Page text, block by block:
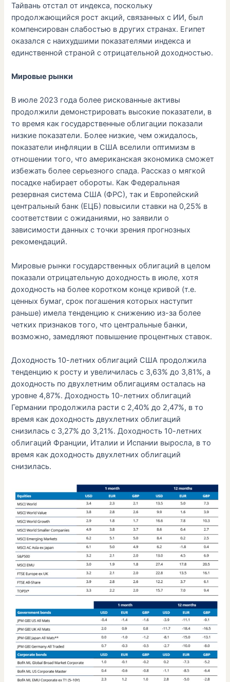
Тайвань отстал от индекса, поскольку
продолжающийся рост акций, связанных с ИИ, был
компенсирован слабостью в других странах. Египет
оказался с наихудшими показателями индекса и
единственной страной с отрицательной доходностью.
Мировые рынки
В июле 2023 года более рискованные активы
продолжили демонстрировать высокие показатели, в
то время как государственные облигации показали
низкие показатели. Более низкие, чем ожидалось,
показатели инфляции в США вселили оптимизм в
отношении того, что американская экономика сможет
избежать более серьезного спада. Рассказ о мягкой
посадке набирает обороты. Как Федеральная
резервная система США (ФРС), так и Европейский
центральный банк (ЕЦБ) повысили ставки на 0,25% в
соответствии с ожиданиями, но заявили о
зависимости данных с точки зрения прогнозных
рекомендаций.
Мировые рынки государственных облигаций в целом
показали отрицательную доходность в июле, хотя
доходность на более коротком конце кривой (т.е.
ценных бумаг, срок погашения которых наступит
раньше) имела тенденцию к снижению из-за более
четких признаков того, что центральные банки,
возможно, замедляют повышение процентных ставок.
Доходность 10-летних облигаций США продолжила
тенденцию к росту и увеличилась с 3,63% до 3,81%, а
доходность по двухлетним облигациям осталась на
уровне 4,87%. Доходность 10-летних облигаций
Германии продолжила расти с 2,40% до 2,47%, в то
время как доходность двухлетних облигаций
снизилась с 3,27% до 3,21%. Доходность 10-летних
облигаций Франции, Италии и Испании выросла, в то
время как доходность двухлетних облигаций
снизилась.